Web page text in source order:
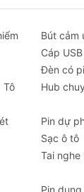
Bút cảm
Cáp
Đèn có
Tô Hub
Pin dự
Sạc ô tô
Tai nghe
Pin